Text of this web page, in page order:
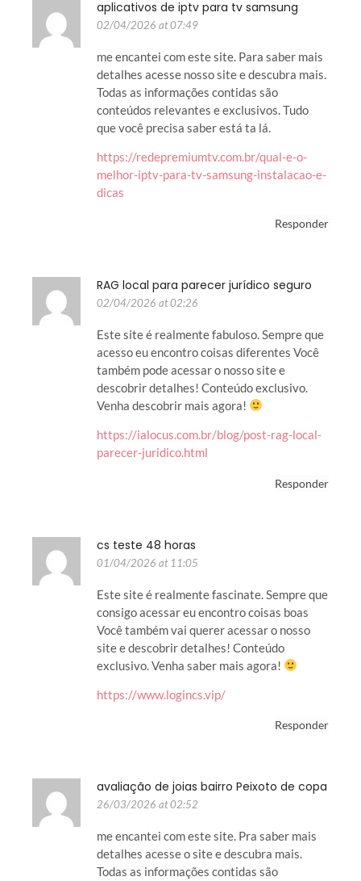
aplicativos de iptv para tv samsung
02/04/2026 at 07:49
me encantei com este site. Para saber mais
detalhes acesse nosso site e descubra mais.
Todas as informações contidas são
conteúdos relevantes e exclusivos. Tudo
que você precisa saber está ta lá.
https://redepremiumtv.com.br/qual-e-o-
melhor-iptv-para-tv-samsung-instalacao-e-
dicas
Responder
RAG local para parecer jurídico seguro
02/04/2026 at 02:26
Este site é realmente fabuloso. Sempre que
acesso eu encontro coisas diferentes Você
também pode acessar o nosso site e
descobrir detalhes! Conteúdo exclusivo.
Venha descobrir mais agora!
https://ialocus.com.br/blog/post-rag-local-
parecer-juridico.html
Responder
cs teste 48 horas
01/04/2026 at 11:05
Este site é realmente fascinate. Sempre que
consigo acessar eu encontro coisas boas
Você também vai querer acessar o nosso
site e descobrir detalhes! Conteúdo
exclusivo. Venha saber mais agora!
https://www.logincs.vip/
Responder
avaliação de joias bairro Peixoto de copa
26/03/2026 at 02:52
me encantei com este site. Pra saber mais
detalhes acesse o site e descubra mais.
Todas as informações contidas são